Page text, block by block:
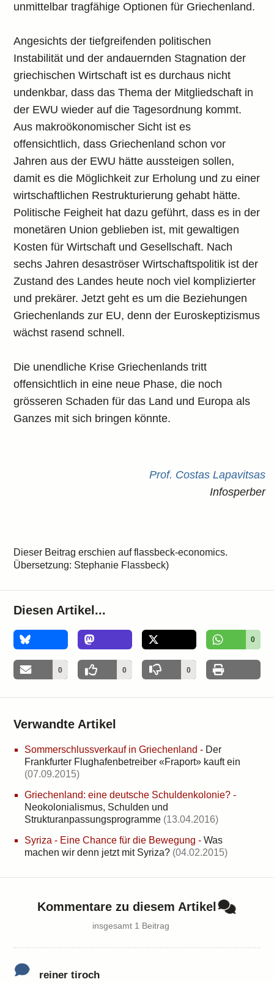
unmittelbar tragfähige Optionen für Griechenland.
Angesichts der tiefgreifenden politischen
Instabilität und der andauernden Stagnation der
griechischen Wirtschaft ist es durchaus nicht
undenkbar, dass das Thema der Mitgliedschaft in
der EWU wieder auf die Tagesordnung kommt.
Aus makroökonomischer Sicht ist es
offensichtlich, dass Griechenland schon vor
Jahren aus der EWU hätte aussteigen sollen,
damit es die Möglichkeit zur Erholung und zu einer
wirtschaftlichen Restrukturierung gehabt hätte.
Politische Feigheit hat dazu geführt, dass es in der
monetären Union geblieben ist, mit gewaltigen
Kosten für Wirtschaft und Gesellschaft. Nach
sechs Jahren desaströser Wirtschaftspolitik ist der
Zustand des Landes heute noch viel komplizierter
und prekärer. Jetzt geht es um die Beziehungen
Griechenlands zur EU, denn der Euroskeptizismus
wächst rasend schnell.
Die unendliche Krise Griechenlands tritt
offensichtlich in eine neue Phase, die noch
grösseren Schaden für das Land und Europa als
Ganzes mit sich bringen könnte.
Prof. Costas Lapavitsas
Infosperber
Dieser Beitrag erschien auf flassbeck-economics.
Übersetzung: Stephanie Flassbeck)
Diesen Artikel...
0
0 0 0
Verwandte Artikel
Sommerschlussverkauf in Griechenland - Der
Frankfurter Flughafenbetreiber «Fraport» kauft ein
(07.09.2015)
Griechenland: eine deutsche Schuldenkolonie? -
Neokolonialismus, Schulden und
Strukturanpassungsprogramme (13.04.2016)
Syriza - Eine Chance für die Bewegung - Was
machen wir denn jetzt mit Syriza? (04.02.2015)
Kommentare zu diesem Artikel
insgesamt 1 Beitrag
reiner tiroch